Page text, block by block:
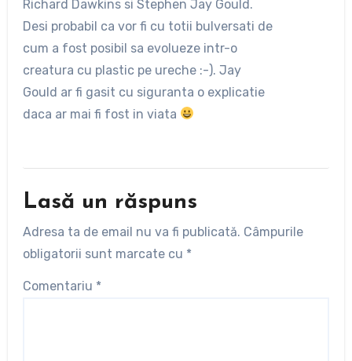
Richard Dawkins si Stephen Jay Gould.
Desi probabil ca vor fi cu totii bulversati de
cum a fost posibil sa evolueze intr-o
creatura cu plastic pe ureche :-). Jay
Gould ar fi gasit cu siguranta o explicatie
daca ar mai fi fost in viata
Lasă un răspuns
Adresa ta de email nu va fi publicată. Câmpurile
obligatorii sunt marcate cu *
Comentariu *